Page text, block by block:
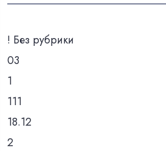
! Без рубрики
03
1
111
18.12
2